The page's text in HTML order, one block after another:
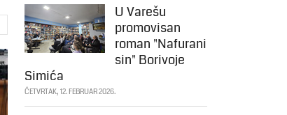
U Varešu
promovisan
roman "Nafurani
sin" Borivoje
Simića
ČETVRTAK, 12. FEBRUAR 2026.